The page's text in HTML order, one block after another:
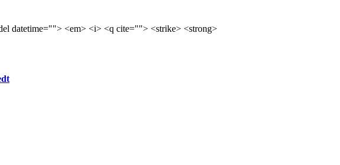
datetime=""> <em> <i> <q cite=""> <strike> <strong>